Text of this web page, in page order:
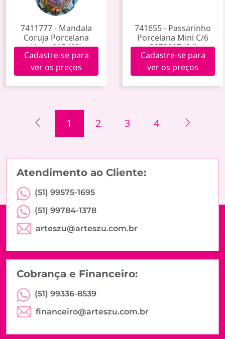
7411777 - Mandala
Coruja Porcelana
Hxgy-015 (60)
Cadastre-se para
ver os preços
741655 - Passarinho
Porcelana Mini C/6
G273807 (24)
Cadastre-se para
ver os preços
1 2 3 4
Atendimento ao Cliente:
(51) 99575-1695
(51) 99784-1378
arteszu@arteszu.com.br
Cobrança e Financeiro:
(51) 99336-8539
financeiro@arteszu.com.br